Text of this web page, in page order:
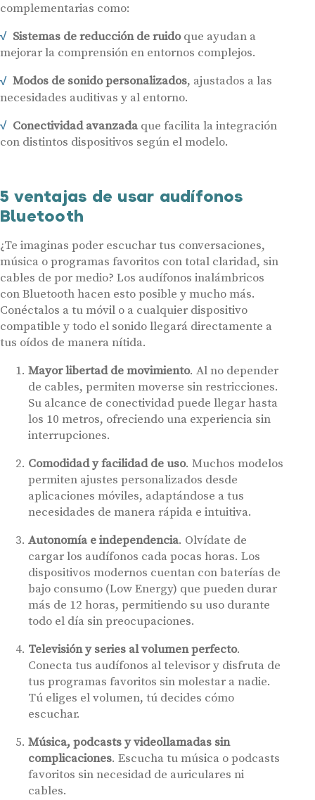
complementarias como:
Sistemas de reducción de ruidoque ayudan a
mejorar la comprensión en entornos complejos.
Modos de sonido personalizados, ajustados a las
necesidades auditivas y al entorno.
Conectividad avanzadaque facilita la integración
con distintos dispositivos según el modelo.
5 ventajas de usar audífonos
Bluetooth
¿Te imaginas poder escuchar tus conversaciones,
música o programas favoritos con total claridad, sin
cables de por medio? Los audífonos inalámbricos
con Bluetooth hacen esto posible y mucho más.
Conéctalos a tu móvil o a cualquier dispositivo
compatible y todo el sonido llegará directamente a
tus oídos de manera nítida.
Mayor libertad de movimiento. Al no depender
de cables, permiten moverse sin restricciones.
Su alcance de conectividad puede llegar hasta
los 10 metros, ofreciendo una experiencia sin
interrupciones.
Comodidad y facilidad de uso. Muchos modelos
permiten ajustes personalizados desde
aplicaciones móviles, adaptándose a tus
necesidades de manera rápida e intuitiva.
Autonomía e independencia. Olvídate de
cargar los audífonos cada pocas horas. Los
dispositivos modernos cuentan con baterías de
bajo consumo (Low Energy) que pueden durar
más de 12 horas, permitiendo su uso durante
todo el día sin preocupaciones.
Televisión y series al volumen perfecto.
Conecta tus audífonos al televisor y disfruta de
tus programas favoritos sin molestar a nadie.
Tú eliges el volumen, tú decides cómo
escuchar.
Música, podcasts y videollamadas sin
complicaciones. Escucha tu música o podcasts
favoritos sin necesidad de auriculares ni
cables.